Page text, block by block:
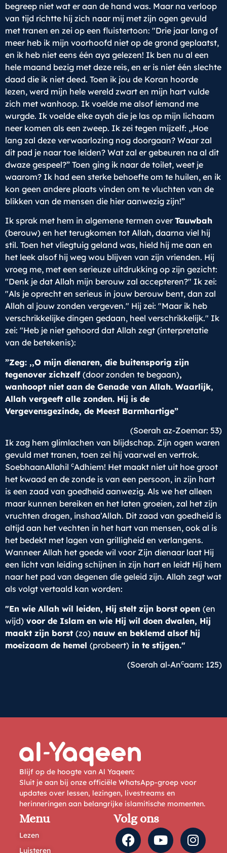
begreep niet wat er aan de hand was. Maar na verloop
van tijd richtte hij zich naar mij met zijn ogen gevuld
met tranen en zei op een fluistertoon: "Drie jaar lang of
meer heb ik mijn voorhoofd niet op de grond geplaatst,
en ik heb niet eens één aya gelezen! Ik ben nu al een
hele maand bezig met deze reis, en er is niet één slechte
daad die ik niet deed. Toen ik jou de Koran hoorde
lezen, werd mijn hele wereld zwart en mijn hart vulde
zich met wanhoop. Ik voelde me alsof iemand me
wurgde. Ik voelde elke ayah die je las op mijn lichaam
neer komen als een zweep. Ik zei tegen mijzelf: ,,Hoe
lang zal deze verwaarlozing nog doorgaan? Waar zal
dit pad je naar toe leiden? Wat zal er gebeuren na al dit
dwaze gespeel?” Toen ging ik naar de toilet, weet je
waarom? Ik had een sterke behoefte om te huilen, en ik
kon geen andere plaats vinden om te vluchten van de
blikken van de mensen die hier aanwezig zijn!”
Ik sprak met hem in algemene termen overTauwbah
(berouw) en het terugkomen tot Allah, daarna viel hij
stil. Toen het vliegtuig geland was, hield hij me aan en
het leek alsof hij weg wou blijven van zijn vrienden. Hij
vroeg me, met een serieuze uitdrukking op zijn gezicht:
"Denk je dat Allah mijn berouw zal accepteren?" Ik zei:
"Als je oprecht en serieus in jouw berouw bent, dan zal
Allah al jouw zonden vergeven." Hij zei: "Maar ik heb
verschrikkelijke dingen gedaan, heel verschrikkelijk." Ik
zei: "Heb je niet gehoord dat Allah zegt (interpretatie
van de betekenis):
”Zeg: ,,O mijn dienaren, die buitensporig zijn
tegenover zichzelf (door zonden te begaan),
wanhoopt niet aan de Genade van Allah. Waarlijk,
Allah vergeeft alle zonden. Hij is de
Vergevensgezinde, de Meest Barmhartige”
(Soerah az-Zoemar: 53)
Ik zag hem glimlachen van blijdschap. Zijn ogen waren
gevuld met tranen, toen zei hij vaarwel en vertrok.
SoebhaanAllahil cAdhiem! Het maakt niet uit hoe groot
het kwaad en de zonde is van een persoon, in zijn hart
is een zaad van goedheid aanwezig. Als we het alleen
maar kunnen bereiken en het laten groeien, zal het zijn
vruchten dragen, inshaa’Allah. Dit zaad van goedheid is
altijd aan het vechten in het hart van mensen, ook al is
het bedekt met lagen van grilligheid en verlangens.
Wanneer Allah het goede wil voor Zijn dienaar laat Hij
een licht van leiding schijnen in zijn hart en leidt Hij hem
naar het pad van degenen die geleid zijn. Allah zegt wat
als volgt vertaald kan worden:
"En wie Allah wil leiden, Hij stelt zijn borst open (en
wijd) voor de Islam en wie Hij wil doen dwalen, Hij
maakt zijn borst (zo) nauw en beklemd alsof hij
moeizaam de hemel (probeert) in te stijgen."
(Soerah al-Ancaam: 125)
Blijf op de hoogte van Al Yaqeen:
Sluit je aan bij onze officiële WhatsApp-groep voor
updates over lessen, lezingen, livestreams en
herinneringen aan belangrijke islamitische momenten.
Menu
Lezen
Luisteren
Volg ons